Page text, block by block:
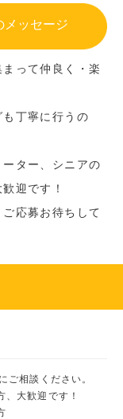
メッセージ
って仲良く・楽
丁寧に行うの
ター、シニアの
迎です！
応募お待ちして
ご相談ください。
、大歓迎です！